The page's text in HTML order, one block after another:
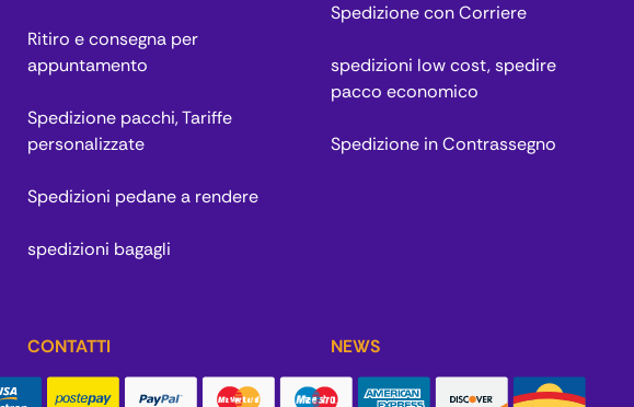
Ritiro e consegna per
appuntamento
Spedizione pacchi, Tariffe
personalizzate
Spedizioni pedane a rendere
spedizioni bagagli
Spedizione con Corriere
spedizioni low cost, spedire
pacco economico
Spedizione in Contrassegno
CONTATTI
NEWS